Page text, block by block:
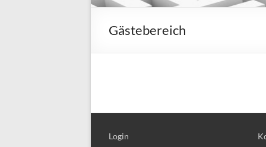
Gästebereich
Login